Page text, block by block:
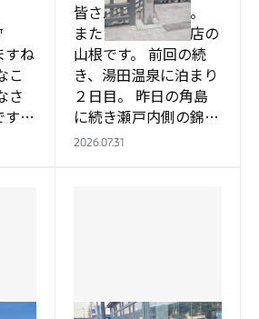
すね
こ
さ
す
皆さんこんにちは。
またまた、三刀屋店の
山根です。 前回の続
き、湯田温泉に泊まり
２日目。 昨日の角島
に続き瀬戸内側の錦帯
橋へ行きました。 福
2026.07.31